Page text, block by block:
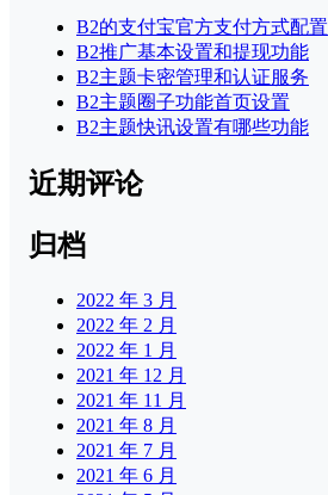
B2的支付宝官方支付方式配置
B2推广基本设置和提现功能
B2主题卡密管理和认证服务
B2主题圈子功能首页设置
B2主题快讯设置有哪些功能
近期评论
归档
2022 年 3 月
2022 年 2 月
2022 年 1 月
2021 年 12 月
2021 年 11 月
2021 年 8 月
2021 年 7 月
2021 年 6 月